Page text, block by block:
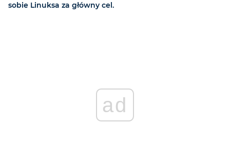
sobie Linuksa za główny cel.
ad